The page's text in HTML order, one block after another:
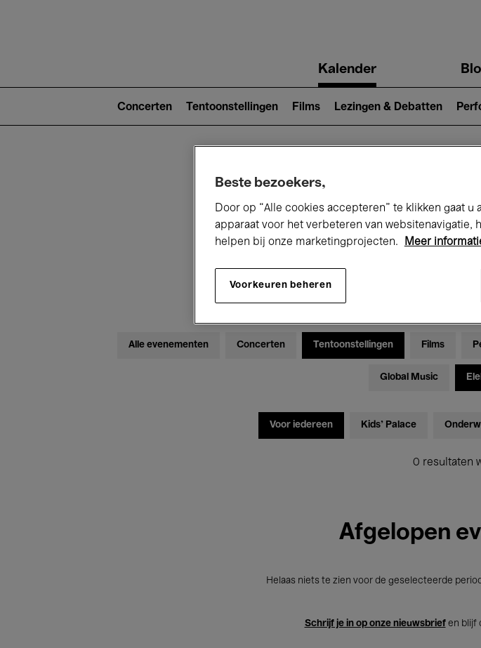
navigationKalender
2)
Concerten Tentoonstellingen Films Lezingen & Debatten
Nu bij
Zondag
Alle evenementen Concerten Tentoonstellingen Films
Global Music
Voor iedereen Kids’ Palace
0 resultaten
Afgelopen
Helaas niets te zien voor de geselecteerde
Schrijf je in op onze nieuwsbriefen blijf
Beste bezoekers,
Door op “Alle cookies accepteren” te klikken gaat
apparaat voor het verbeteren van websitenavigatie,
helpen bij onze marketingprojecten.
Meer
Voorkeuren beheren